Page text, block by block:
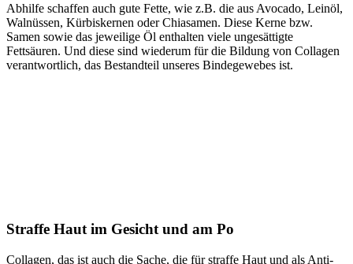
Abhilfe schaffen auch gute Fette, wie z.B. die aus Avocado, Leinöl,
Walnüssen, Kürbiskernen oder Chiasamen. Diese Kerne bzw.
Samen sowie das jeweilige Öl enthalten viele ungesättigte
Fettsäuren. Und diese sind wiederum für die Bildung von Collagen
verantwortlich, das Bestandteil unseres Bindegewebes ist.
Straffe Haut im Gesicht und am Po
Collagen, das ist auch die Sache, die für straffe Haut und als Anti-